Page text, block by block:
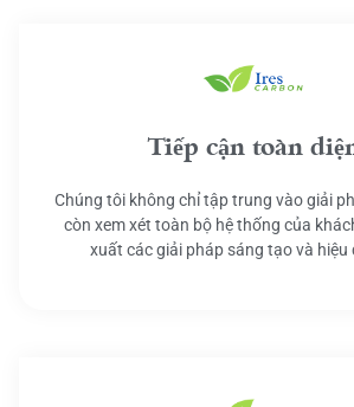
Tiếp cận toàn
Chúng tôi không chỉ tập trung vào giải
còn xem xét toàn bộ hệ thống của
xuất các giải pháp sáng tạo và hiệu